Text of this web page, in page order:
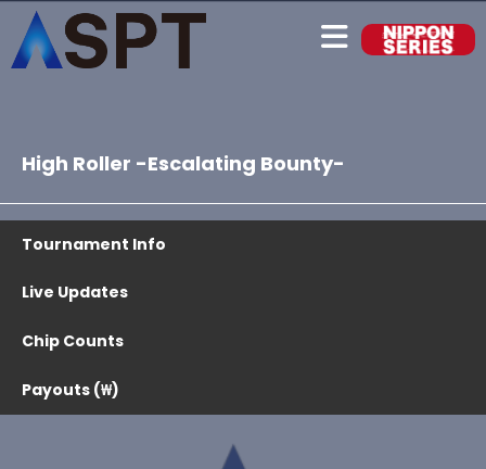
High Roller -Escalating Bounty-
Tournament Info
Live Updates
Chip Counts
Payouts (₩)